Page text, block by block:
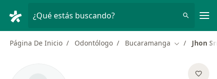
¿Qué estás buscando?
Página De Inicio Odontólogo Bucaramanga Cambiar de
Jhon